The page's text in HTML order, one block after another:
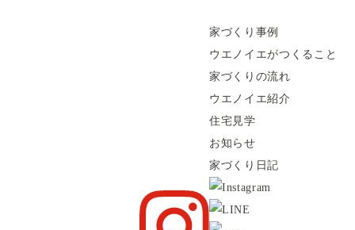
家づくり事例
ウエノイエがつくること
家づくりの流れ
ウエノイエ紹介
住宅見学
お知らせ
家づくり日記